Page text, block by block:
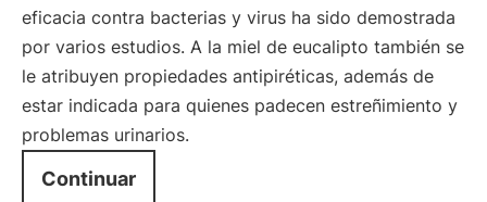
eficacia contra bacterias y virus ha sido demostrada
por varios estudios. A la miel de eucalipto también se
le atribuyen propiedades antipiréticas, además de
estar indicada para quienes padecen estreñimiento y
problemas urinarios.
Continuar